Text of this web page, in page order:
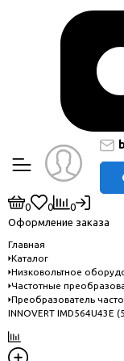
0 0
0
Оформление заказа
Главная
Каталог
Низковольтное
Частотные
Преобразователь
INNOVERT IMD564U43E